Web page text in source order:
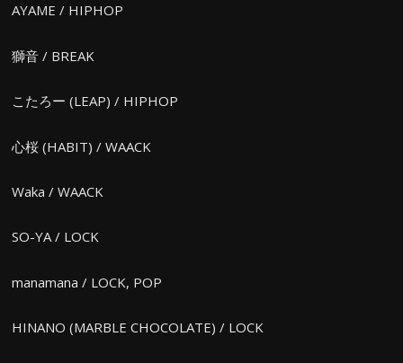
AYAME / HIPHOP
獅音 / BREAK
こたろー (LEAP) / HIPHOP
心桜 (HABIT) / WAACK
Waka / WAACK
SO-YA / LOCK
manamana / LOCK, POP
HINANO (MARBLE CHOCOLATE) / LOCK